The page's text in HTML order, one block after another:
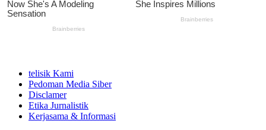
telisik Kami
Pedoman Media Siber
Disclamer
Etika Jurnalistik
Kerjasama & Informasi